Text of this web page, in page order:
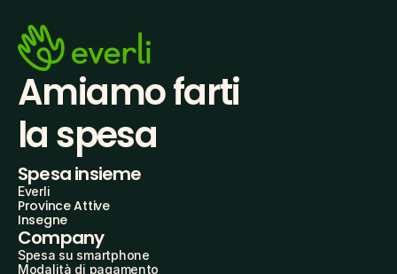
Amiamo farti
la spesa
Spesa insieme
Everli
Province Attive
Insegne
Company
Spesa su smartphone
Modalità di pagamento